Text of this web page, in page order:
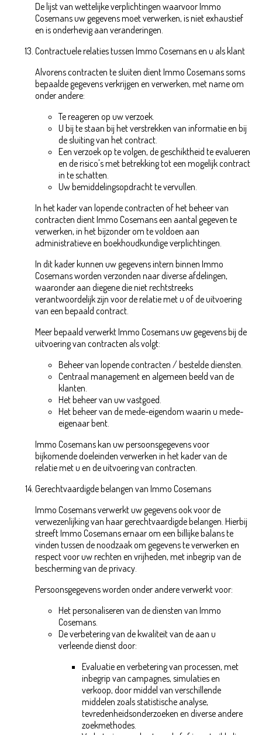
De lijst van wettelijke verplichtingen waarvoor Immo
Cosemans uw gegevens moet verwerken, is niet exhaustief
en is onderhevig aan veranderingen.
Contractuele relaties tussen Immo Cosemans en u als klant
Alvorens contracten te sluiten dient Immo Cosemans soms
bepaalde gegevens verkrijgen en verwerken, met name om
onder andere:
Te reageren op uw verzoek.
U bij te staan bij het verstrekken van informatie en bij
de sluiting van het contract.
Een verzoek op te volgen, de geschiktheid te evalueren
en de risico's met betrekking tot een mogelijk contract
in te schatten.
Uw bemiddelingsopdracht te vervullen.
In het kader van lopende contracten of het beheer van
contracten dient Immo Cosemans een aantal gegeven te
verwerken, in het bijzonder om te voldoen aan
administratieve en boekhoudkundige verplichtingen.
In dit kader kunnen uw gegevens intern binnen Immo
Cosemans worden verzonden naar diverse afdelingen,
waaronder aan diegene die niet rechtstreeks
verantwoordelijk zijn voor de relatie met u of de uitvoering
van een bepaald contract.
Meer bepaald verwerkt Immo Cosemans uw gegevens bij de
uitvoering van contracten als volgt:
Beheer van lopende contracten / bestelde diensten.
Centraal management en algemeen beeld van de
klanten.
Het beheer van uw vastgoed.
Het beheer van de mede-eigendom waarin u mede-
eigenaar bent.
Immo Cosemans kan uw persoonsgegevens voor
bijkomende doeleinden verwerken in het kader van de
relatie met u en de uitvoering van contracten.
Gerechtvaardigde belangen van Immo Cosemans
Immo Cosemans verwerkt uw gegevens ook voor de
verwezenlijking van haar gerechtvaardigde belangen. Hierbij
streeft Immo Cosemans ernaar om een billijke balans te
vinden tussen de noodzaak om gegevens te verwerken en
respect voor uw rechten en vrijheden, met inbegrip van de
bescherming van de privacy.
Persoonsgegevens worden onder andere verwerkt voor:
Het personaliseren van de diensten van Immo
Cosemans.
De verbetering van de kwaliteit van de aan u
verleende dienst door:
Evaluatie en verbetering van processen, met
inbegrip van campagnes, simulaties en
verkoop, door middel van verschillende
middelen zoals statistische analyse,
tevredenheidsonderzoeken en diverse andere
zoekmethodes.